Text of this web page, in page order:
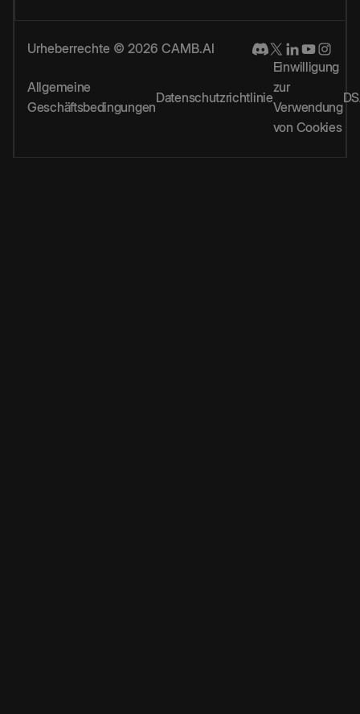
Urheberrechte © 2026 CAMB.AI
Allgemeine
Geschäftsbedingungen
Datenschutzrichtlinie
Einwilligung
zur
Verwendung
von Cookies